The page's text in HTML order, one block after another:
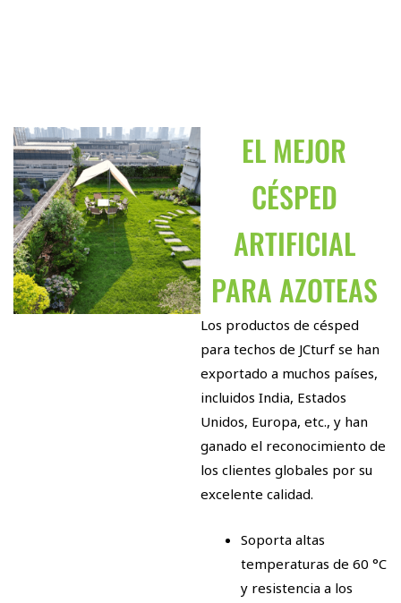
EL MEJOR
CÉSPED
ARTIFICIAL
PARA AZOTEAS
Los productos de césped
para techos de JCturf se han
exportado a muchos países,
incluidos India, Estados
Unidos, Europa, etc., y han
ganado el reconocimiento de
los clientes globales por su
excelente calidad.
Soporta altas
temperaturas de 60 °C
y resistencia a los